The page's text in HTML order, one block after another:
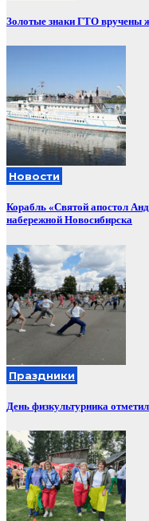
Золотые знаки ГТО вручены
Новости
Корабль «Святой апостол
набережной Новосибирска
Праздники
День физкультурника